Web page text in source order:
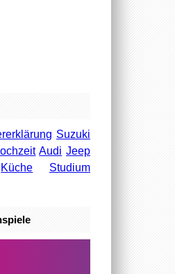
Suzuki
Audi Jeep
Küche
Studium